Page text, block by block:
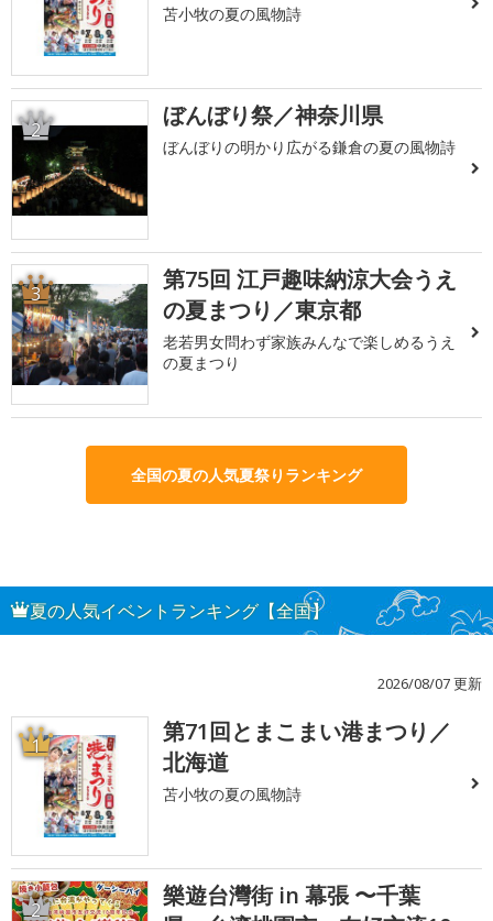
苫小牧の夏の風物詩
2 ぼんぼり祭／神奈川県
ぼんぼりの明かり広がる鎌倉の夏の風物詩
3
第75回 江戸趣味納涼大会うえ
の夏まつり／東京都
老若男女問わず家族みんなで楽しめるうえ
の夏まつり
全国の夏の人気夏祭りランキング
夏の人気イベントランキング【全国】
2026/08/07 更新
1
第71回とまこまい港まつり／
北海道
苫小牧の夏の風物詩
2
樂遊台灣街 in 幕張 〜千葉